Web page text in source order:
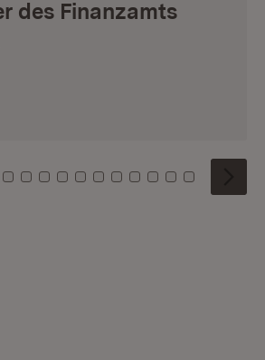
des Finanzamts
0 1 2
Kachel: 3
Zu Kachel: 4
Zu Kachel: 5
Zu Kachel: 6
Zu Kachel: 7
Zu Kachel: 8
Zu Kachel: 9
Zu Kachel: 10
Zu Kachel: 11
Zu Kachel: 12
Zu Kachel:
Zu